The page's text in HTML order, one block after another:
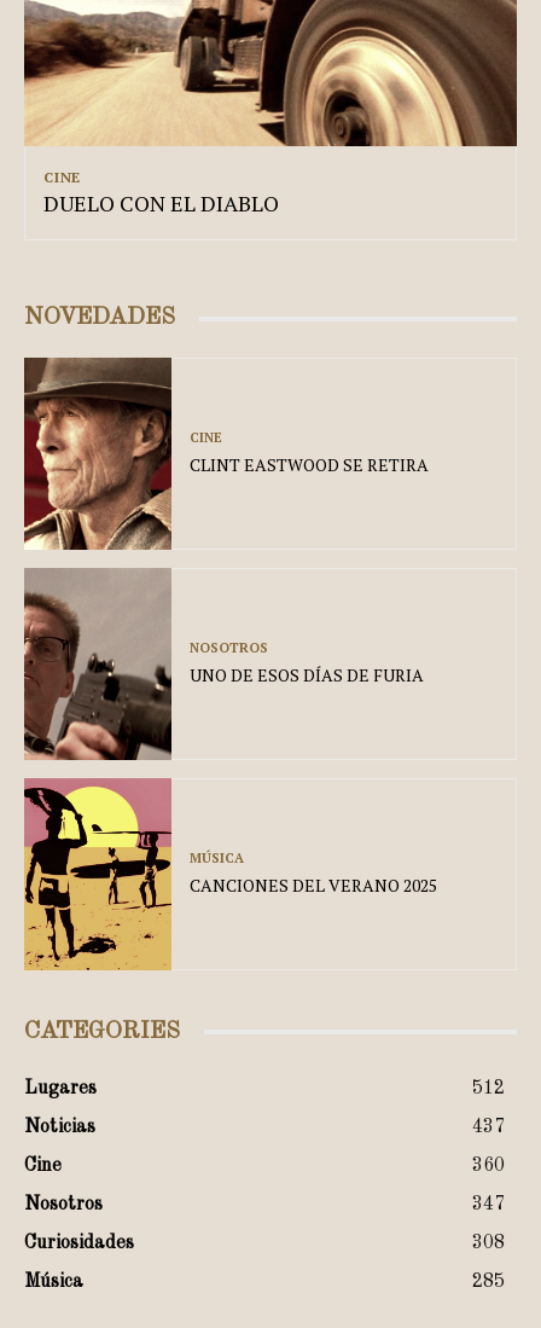
CINE
DUELO CON EL DIABLO
NOVEDADES
CINE
CLINT EASTWOOD SE RETIRA
NOSOTROS
UNO DE ESOS DÍAS DE FURIA
MÚSICA
CANCIONES DEL VERANO 2025
CATEGORIES
Lugares
512
Noticias
437
Cine
360
Nosotros
347
Curiosidades
308
Música
285